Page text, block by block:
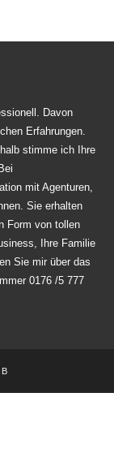
Davon
Erfahrungen.
stimme ich Ihre
mit Agenturen,
Sie erhalten
Form von tollen
Ihre Familie
Sie mir über das
0176 /5 777